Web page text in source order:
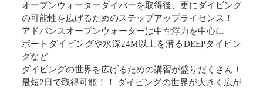
オープンウォーターダイバーを取得後、更にダイビング
の可能性を広げるためのステップアップライセンス！
アドバンスオープンウォーターは中性浮力を中心に
ボートダイビングや水深24M以上を潜るDEEPダイビン
グなど
ダイビングの世界を広げるための講習が盛りだくさん！
最短2日で取得可能！！ ダイビングの世界が大きく広が